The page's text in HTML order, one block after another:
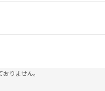
りません。